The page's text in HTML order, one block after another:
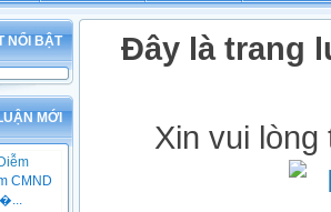
NỔI BẬT
MỚI
CMND
Đây là trang
Xin vui